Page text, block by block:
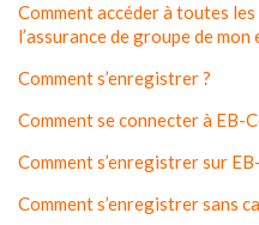
Comment accéder à toutes
l’assurance de groupe de mon
Comment s’enregistrer ?
Comment se connecter à EB-
Comment s’enregistrer sur
Comment s’enregistrer sans